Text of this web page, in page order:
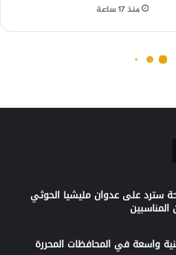
سترد على عدوان مليشيا الحوثي
المناسبين
واسعة في المحافظات المحررة